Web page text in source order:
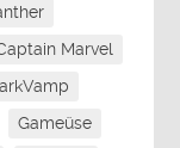
Marvel
Gameüse